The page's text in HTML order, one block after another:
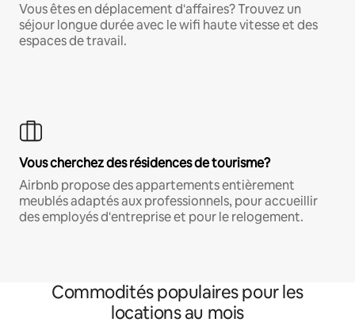
Vous êtes en déplacement d'affaires? Trouvez un
séjour longue durée avec le wifi haute vitesse et des
espaces de travail.
Vous cherchez des résidences de tourisme?
Airbnb propose des appartements entièrement
meublés adaptés aux professionnels, pour accueillir
des employés d'entreprise et pour le relogement.
Commodités populaires pour les
locations au mois